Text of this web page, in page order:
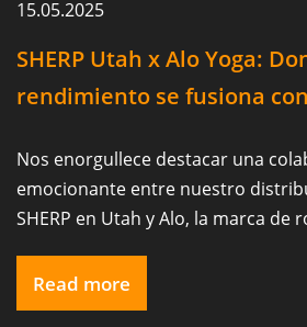
15.05.2025
SHERP Utah x Alo Yoga:
rendimiento se fusiona
Nos enorgullece destacar una
emocionante entre nuestro
SHERP en Utah y Alo, la marca de
ver a SHERP Utah liderando
otras marcas y expandiendo su
Read more